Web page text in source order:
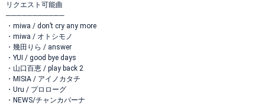
リクエスト可能曲
───────────
・miwa / don’t cry any more
・miwa / オトシモノ
・幾田りら / answer
・YUI / good bye days
・山口百恵 / play back 2
・MISIA / アイノカタチ
・Uru / プロローグ
・NEWS/チャンカパーナ